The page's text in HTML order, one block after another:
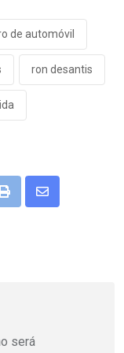
de automóvil
ron desantis
Print
Share
será